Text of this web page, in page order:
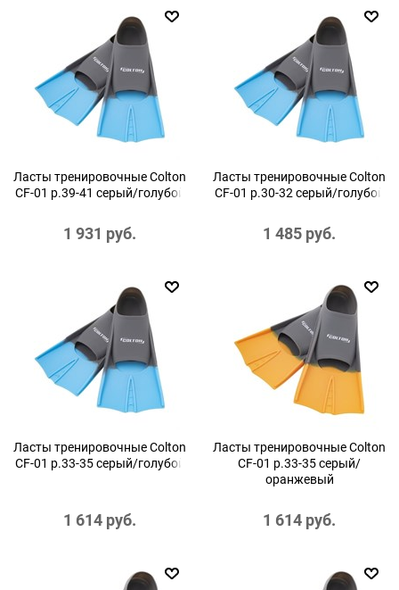
Ласты тренировочные Colton
CF-01 р.39-41 серый/голубой
1 931 руб.
Ласты тренировочные Colton
CF-01 р.30-32 серый/голубой
1 485 руб.
Ласты тренировочные Colton
CF-01 р.33-35 серый/голубой
1 614 руб.
Ласты тренировочные Colton
CF-01 р.33-35 серый/
оранжевый
1 614 руб.